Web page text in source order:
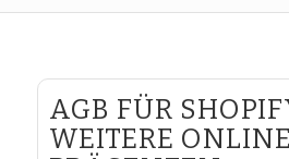
AGB FÜR
WEITERE